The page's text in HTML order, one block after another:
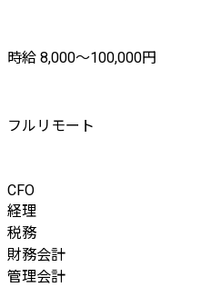
時給 8,000〜100,000円
フルリモート
CFO
経理
税務
財務会計
管理会計